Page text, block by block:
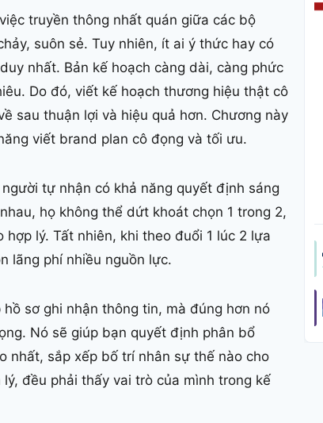
truyền thông nhất quán giữa các bộ
suôn sẻ. Tuy nhiên, ít ai ý thức hay có
nhất. Bản kế hoạch càng dài, càng phức
Do đó, viết kế hoạch thương hiệu thật cô
sau thuận lợi và hiệu quả hơn. Chương này
viết brand plan cô đọng và tối ưu.
tự nhận có khả năng quyết định sáng
họ không thể dứt khoát chọn 1 trong 2,
lý. Tất nhiên, khi theo đuổi 1 lúc 2 lựa
lãng phí nhiều nguồn lực.
sơ ghi nhận thông tin, mà đúng hơn nó
Nó sẽ giúp bạn quyết định phân bổ
nhất, sắp xếp bố trí nhân sự thế nào cho
đều phải thấy vai trò của mình trong kế